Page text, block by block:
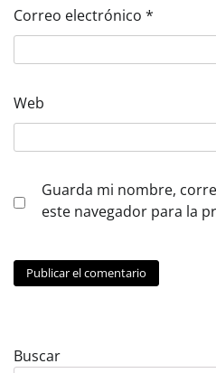
Correo electrónico *
Web
Guarda mi nombre,
este navegador para la
Buscar